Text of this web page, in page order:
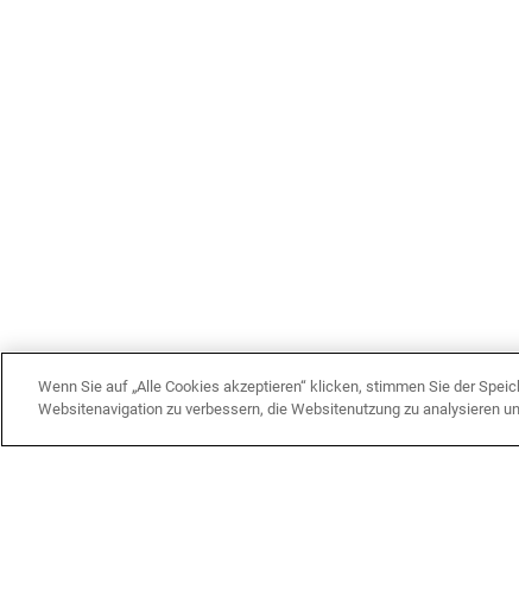
Wenn Sie auf „Alle Cookies akzeptieren“ klicken, stimmen Sie der
Websitenavigation zu verbessern, die Websitenutzung zu analysieren